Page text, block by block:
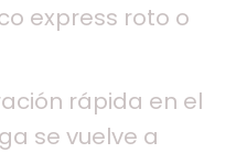
express roto o
rápida en el
se vuelve a